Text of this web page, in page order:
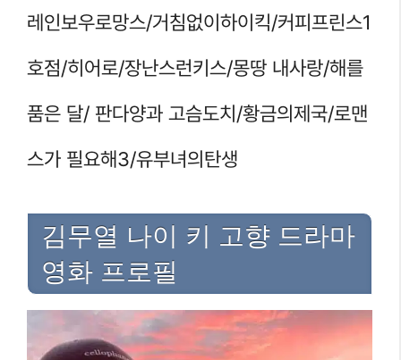
레인보우로망스/거침없이하이킥/커피프린스1
호점/히어로/장난스런키스/몽땅 내사랑/해를
품은 달/ 판다양과 고슴도치/황금의제국/로맨
스가 필요해3/유부녀의탄생
김무열 나이 키 고향 드라마
영화 프로필